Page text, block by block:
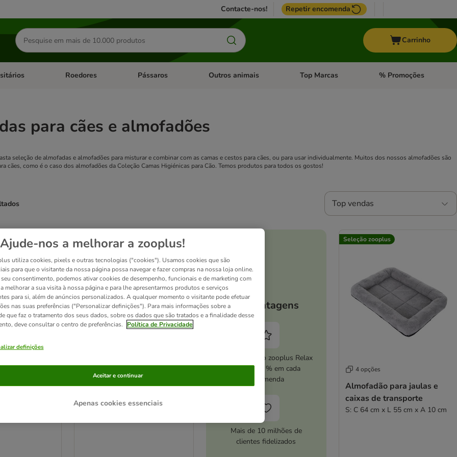
Contacte-nos! Repetir encomenda
Pesquisar
produtos
Carrinho
de categoria: Dieta Vet.Abrir menu de categoria: Antiparasitários
Roedores Abrir menu de categoria: Roedores
Pássaros Abrir menu de categoria: Pássaros
Outros animais Abrir menu de categoria: Outros animais
Top Marcas Abrir menu de categoria:
% Promoções
para cães e almofadões
seleção de almofadas e almofadões para misturar e combinar com as camas e cestos para cães, ou para usar individualmente. Muitos dos nossos almofadões são
cães, como é o caso dos almofadões da Coleção Camas Higiénicas para Cão. Temos produtos para todos os gostos!
Top vendas
been changed
jaulas e
cm x A 10
Seleção zooplus
Almofadão para jaulas e
caixas de transporte
As vantagens
Ative o serviço zooplus Relax
e poupe 5 % em cada
encomenda
Mais de 10 milhões de
clientes fidelizados
Seleção zooplus
4 opções
Almofadão para jaulas e
caixas de transporte
S: C 64 cm x L 55 cm x A 10 cm
Ajude-nos a melhorar a zooplus!
utiliza cookies, pixels e outras tecnologias ("cookies"). Usamos cookies que são
para que o visitante da nossa página possa navegar e fazer compras na nossa loja online.
consentimento, podemos ativar cookies de desempenho, funcionais e de marketing com
melhorar a sua visita à nossa página e para lhe apresentarmos produtos e serviços
para si, além de anúncios personalizados. A qualquer momento o visitante pode efetuar
nas suas preferências ("Personalizar definições"). Para mais informações sobre a
que faz o tratamento dos seus dados, sobre os dados que são tratados e a finalidade desse
deve consultar o centro de preferências.
Política de Privacidade
definições
Apenas cookies essenciais
Aceitar e continuar